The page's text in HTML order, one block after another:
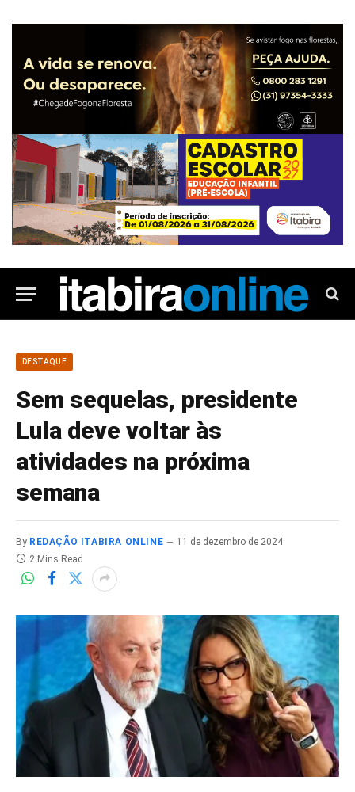
DESTAQUE
Sem sequelas, presidente
Lula deve voltar às
atividades na próxima
semana
By REDAÇÃO ITABIRA ONLINE
11 de dezembro de 2024
2 Mins Read